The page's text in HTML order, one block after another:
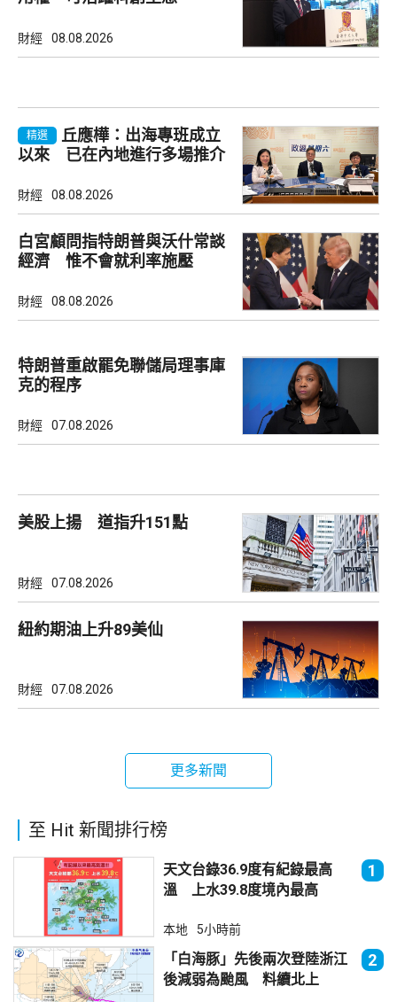
財經 08.08.2026
精選
丘應樺：出海專班成立
以來 已在內地進行多場推介
財經 08.08.2026
白宮顧問指特朗普與沃什常談
經濟 惟不會就利率施壓
財經 08.08.2026
特朗普重啟罷免聯儲局理事庫
克的程序
財經 07.08.2026
美股上揚 道指升151點
財經 07.08.2026
紐約期油上升89美仙
財經 07.08.2026
更多新聞
至 Hit 新聞排行榜
天文台錄36.9度有紀錄最高
溫 上水39.8度境內最高
1
本地 5小時前
「白海豚」先後兩次登陸浙江
後減弱為颱風 料續北上
2